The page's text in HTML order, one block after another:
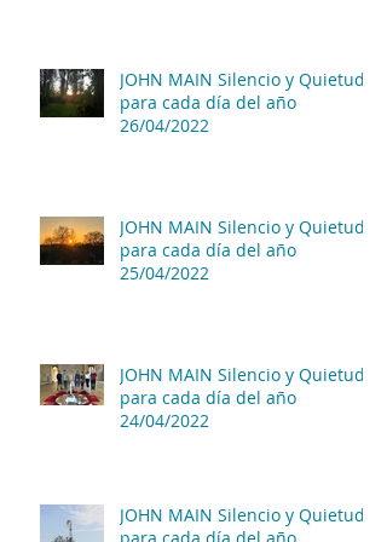
JOHN MAIN Silencio y Quietud
para cada día del año
26/04/2022
JOHN MAIN Silencio y Quietud
para cada día del año
25/04/2022
JOHN MAIN Silencio y Quietud
para cada día del año
24/04/2022
JOHN MAIN Silencio y Quietud